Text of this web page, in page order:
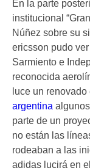
En la parte
institucional
Núñez sobre su
ericsson pudo
Sarmiento e
reconocida
luce un
argentina
parte de un
no están las
rodeaban a las
adidas lucirá en